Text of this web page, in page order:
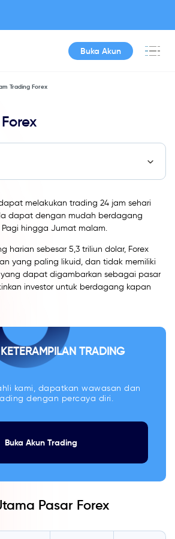
Buka Akun
Trading Forex
melakukan trading 24 jam sehari
dapat dengan mudah berdagang
hingga Jumat malam.
harian sebesar 5,3 triliun dolar, Forex
yang paling likuid, dan tidak memiliki
yang dapat digambarkan sebagai pasar
investor untuk berdagang kapan
TRADING
kami, dapatkan wawasan dan
dengan percaya diri.
Buka Akun Trading
Pasar Forex